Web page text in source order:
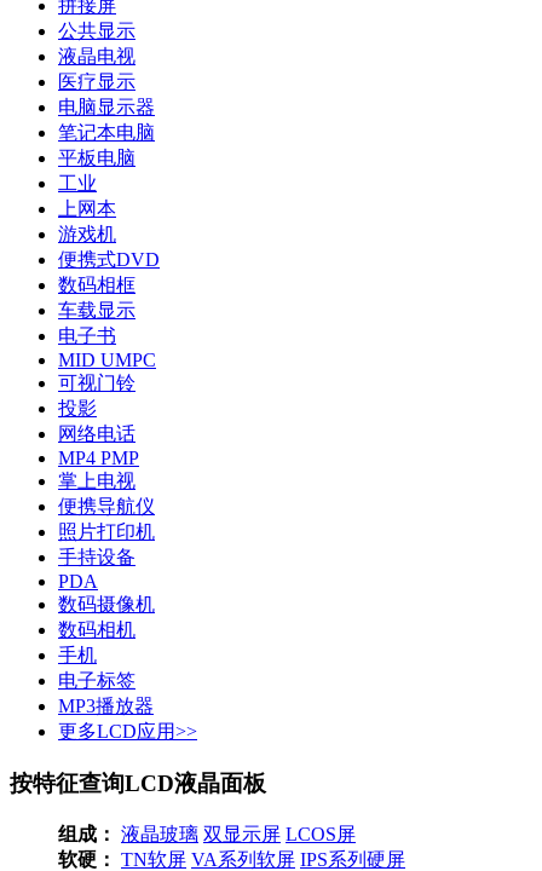
拼接屏
公共显示
液晶电视
医疗显示
电脑显示器
笔记本电脑
平板电脑
工业
上网本
游戏机
便携式DVD
数码相框
车载显示
电子书
MID UMPC
可视门铃
投影
网络电话
MP4 PMP
掌上电视
便携导航仪
照片打印机
手持设备
PDA
数码摄像机
数码相机
手机
电子标签
MP3播放器
更多LCD应用>>
按特征查询LCD液晶面板
组成： 液晶玻璃 双显示屏 LCOS屏
软硬： TN软屏 VA系列软屏 IPS系列硬屏